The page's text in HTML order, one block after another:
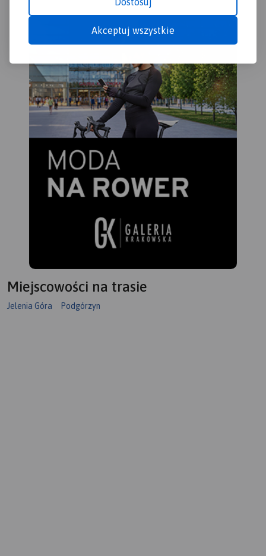
Akceptuj wszystkie
Miejscowości na trasie
Jelenia Góra Podgórzyn